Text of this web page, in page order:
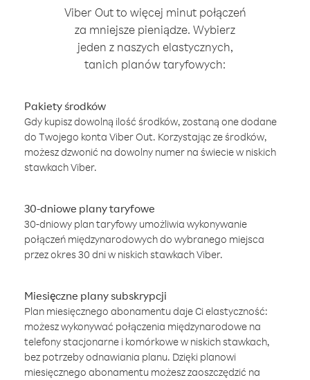
Viber Out to więcej minut połączeń
za mniejsze pieniądze. Wybierz
jeden z naszych elastycznych,
tanich planów taryfowych:
Pakiety środków
Gdy kupisz dowolną ilość środków, zostaną one dodane
do Twojego konta Viber Out. Korzystając ze środków,
możesz dzwonić na dowolny numer na świecie w niskich
stawkach Viber.
30-dniowe plany taryfowe
30-dniowy plan taryfowy umożliwia wykonywanie
połączeń międzynarodowych do wybranego miejsca
przez okres 30 dni w niskich stawkach Viber.
Miesięczne plany subskrypcji
Plan miesięcznego abonamentu daje Ci elastyczność:
możesz wykonywać połączenia międzynarodowe na
telefony stacjonarne i komórkowe w niskich stawkach,
bez potrzeby odnawiania planu. Dzięki planowi
miesięcznego abonamentu możesz zaoszczędzić na